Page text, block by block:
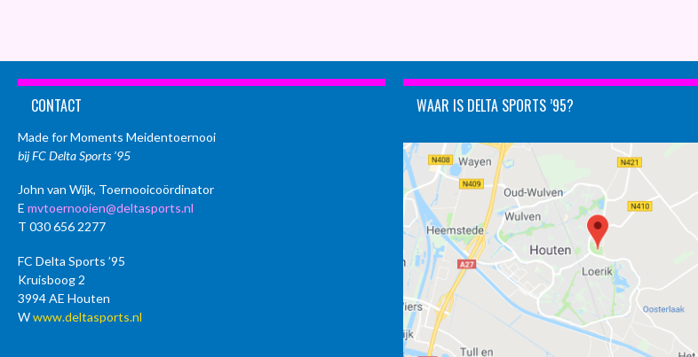
CONTACT
Made for Moments Meidentoernooi
bij FC Delta Sports ’95
John van Wijk, Toernooicoördinator
E mvtoernooien@deltasports.nl
T 030 656 2277
FC Delta Sports ’95
Kruisboog 2
3994 AE Houten
Wwww.deltasports.nl
WAAR IS DELTA SPORTS ’95?